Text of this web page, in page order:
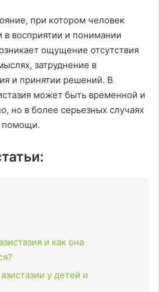
при котором человек
в восприятии и понимании
ощущение отсутствия
затруднение в
и принятии решений. В
может быть временной и
но в более серьезных случаях
помощи.
и как она
у детей и